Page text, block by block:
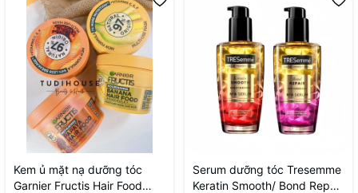
Kem ủ mặt nạ dưỡng tóc
Garnier Fructis Hair Food
Serum dưỡng tóc Tresemme
Keratin Smooth/ Bond Repair